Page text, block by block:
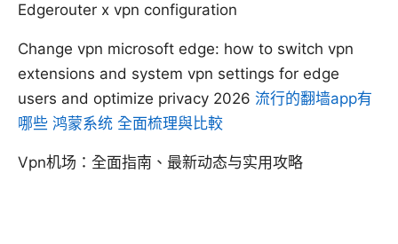
Edgerouter x vpn configuration
Change vpn microsoft edge: how to switch vpn
extensions and system vpn settings for edge
users and optimize privacy 2026 流行的翻墙app有
哪些 鸿蒙系统 全面梳理與比較
Vpn机场：全面指南、最新动态与实用攻略